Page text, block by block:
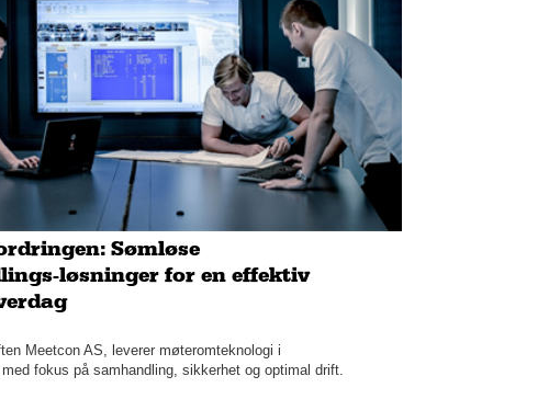
Sømløse
løsninger for en effektiv
Meetcon AS, leverer møteromteknologi i
fokus på samhandling, sikkerhet og optimal drift.